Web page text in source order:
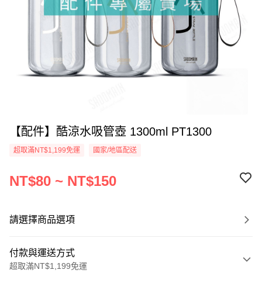
【配件】酷涼水吸管壺 1300ml PT1300
超取滿NT$1,199免運 國家/地區配送
NT$80 ~ NT$150
請選擇商品選項
付款與運送方式
超取滿NT$1,199免運